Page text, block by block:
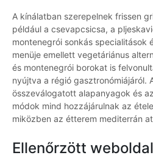
A kínálatban szerepelnek frissen
például a csevapcsicsa, a
montenegrói sonkás specialitások
menüje emellett vegetáriánus
és montenegrói borokat is
nyújtva a régió gasztronómiájáról.
összeválogatott alapanyagok és
módok mind hozzájárulnak az
miközben az étterem mediterrán
Ellenőrzött